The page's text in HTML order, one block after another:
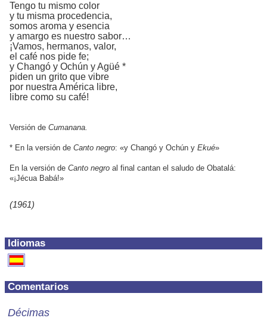
Idiomas
Comentarios
Décimas
Tengo tu mismo color
y tu misma procedencia,
somos aroma y esencia
y amargo es nuestro sabor…
¡Vamos, hermanos, valor,
el café nos pide fe;
y Changó y Ochún y Agüé *
piden un grito que vibre
por nuestra América libre,
libre como su café!
Versión de Cumanana.
* En la versión de Canto negro: «y Changó y Ochún y Ekué»
En la versión de Canto negro al final cantan el saludo de Obatalá:
«¡Jécua Babá!»
(1961)